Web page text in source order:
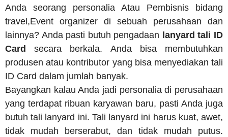
Anda seorang personalia Atau Pembisnis bidang
travel,Event organizer di sebuah perusahaan dan
lainnya? Anda pasti butuh pengadaan lanyard tali ID
Cardsecara berkala. Anda bisa membutuhkan
produsen atau kontributor yang bisa menyediakan tali
ID Card dalam jumlah banyak.
Bayangkan kalau Anda jadi personalia di perusahaan
yang terdapat ribuan karyawan baru, pasti Anda juga
butuh tali lanyard ini. Tali lanyard ini harus kuat, awet,
tidak mudah berserabut, dan tidak mudah putus.